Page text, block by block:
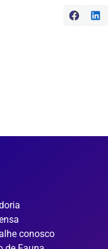
conosco